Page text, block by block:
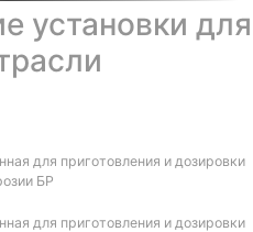
установки для
для приготовления и дозировки
БР
для приготовления и дозировки